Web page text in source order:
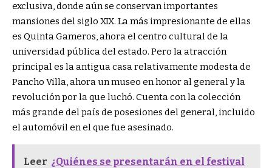
exclusiva, donde aún se conservan importantes
mansiones del siglo XIX. La más impresionante de ellas
es Quinta Gameros, ahora el centro cultural de la
universidad pública del estado. Pero la atracción
principal es la antigua casa relativamente modesta de
Pancho Villa, ahora un museo en honor al general y la
revolución por la que luchó. Cuenta con la colección
más grande del país de posesiones del general, incluido
el automóvil en el que fue asesinado.
Leer ¿Quiénes se presentarán en el festival